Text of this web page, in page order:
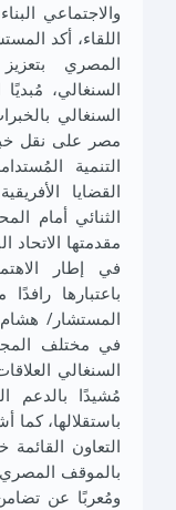
والاجتماعي
اللقاء، أكد
المصري بتعزيز
السنغالي،
السنغالي
مصر على نقل
التنمية
القضايا
الثنائي أمام
مقدمتها الاتحاد
في إطار
باعتبارها
في مختلف
السنغالي
مُشيدًا بالدعم
باستقلالها، كما
التعاون
بالموقف المصري
ومُعربًا عن